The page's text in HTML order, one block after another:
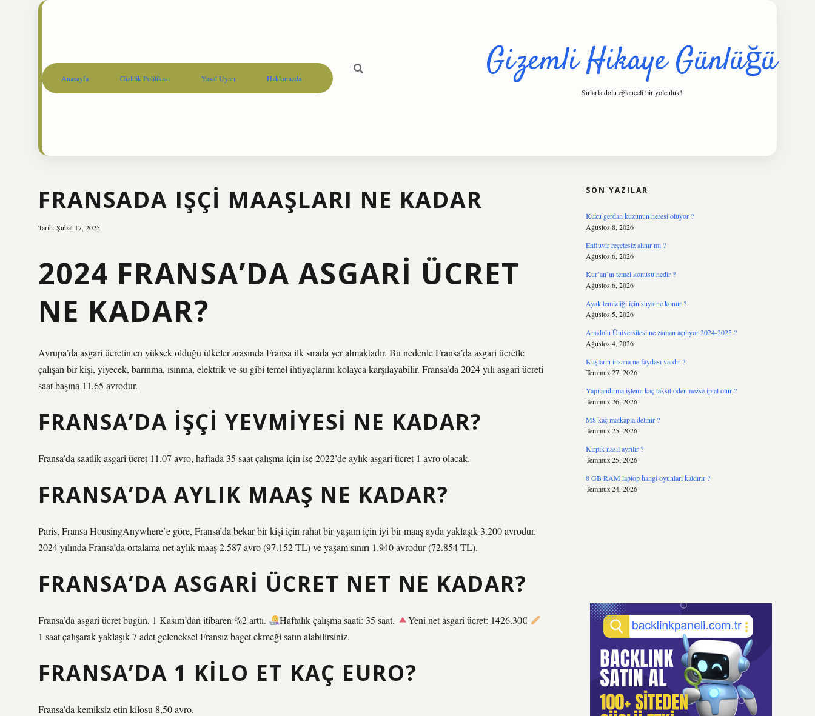
Anasayfa Gizlilik Politikası Yasal Uyarı Hakkımızda Gizemli Hikaye Günlüğü
Sırlarla dolu eğlenceli bir yolculuk!
FRANSADA IŞÇI MAAŞLARI NE KADAR
Tarih: Şubat 17, 2025
2024 FRANSA’DA ASGARI ÜCRET
NE KADAR?
Avrupa’da asgari ücretin en yüksek olduğu ülkeler arasında Fransa ilk sırada yer almaktadır. Bu nedenle Fransa’da asgari ücretle
çalışan bir kişi, yiyecek, barınma, ısınma, elektrik ve su gibi temel ihtiyaçlarını kolayca karşılayabilir. Fransa’da 2024 yılı asgari ücreti
saat başına 11,65 avrodur.
FRANSA’DA IŞÇI YEVMIYESI NE KADAR?
Fransa’da saatlik asgari ücret 11.07 avro, haftada 35 saat çalışma için ise 2022’de aylık asgari ücret 1 avro olacak.
FRANSA’DA AYLIK MAAŞ NE KADAR?
Paris, Fransa HousingAnywhere’e göre, Fransa’da bekar bir kişi için rahat bir yaşam için iyi bir maaş ayda yaklaşık 3.200 avrodur.
2024 yılında Fransa’da ortalama net aylık maaş 2.587 avro (97.152 TL) ve yaşam sınırı 1.940 avrodur (72.854 TL).
FRANSA’DA ASGARI ÜCRET NET NE KADAR?
Fransa’da asgari ücret bugün, 1 Kasım’dan itibaren %2 arttı. Haftalık çalışma saati: 35 saat.
Yeni net asgari ücret: 1426.30€
1 saat çalışarak yaklaşık 7 adet geleneksel Fransız baget ekmeği satın alabilirsiniz.
FRANSA’DA 1 KILO ET KAÇ EURO?
Fransa’da kemiksiz etin kilosu 8,50 avro.
SON YAZILAR
Kuzu gerdan kuzunun neresi oluyor ?
Ağustos 8, 2026
Enfluvir reçetesiz alınır mı ?
Ağustos 6, 2026
Kur’an’ın temel konusu nedir ?
Ağustos 6, 2026
Ayak temizliği için suya ne konur ?
Ağustos 5, 2026
Anadolu Üniversitesi ne zaman açılıyor 2024-2025 ?
Ağustos 4, 2026
Kuşların insana ne faydası vardır ?
Temmuz 27, 2026
Yapılandırma işlemi kaç taksit ödenmezse iptal olur ?
Temmuz 26, 2026
M8 kaç matkapla delinir ?
Temmuz 25, 2026
Kirpik nasıl ayrılır ?
Temmuz 25, 2026
8 GB RAM laptop hangi oyunları kaldırır ?
Temmuz 24, 2026